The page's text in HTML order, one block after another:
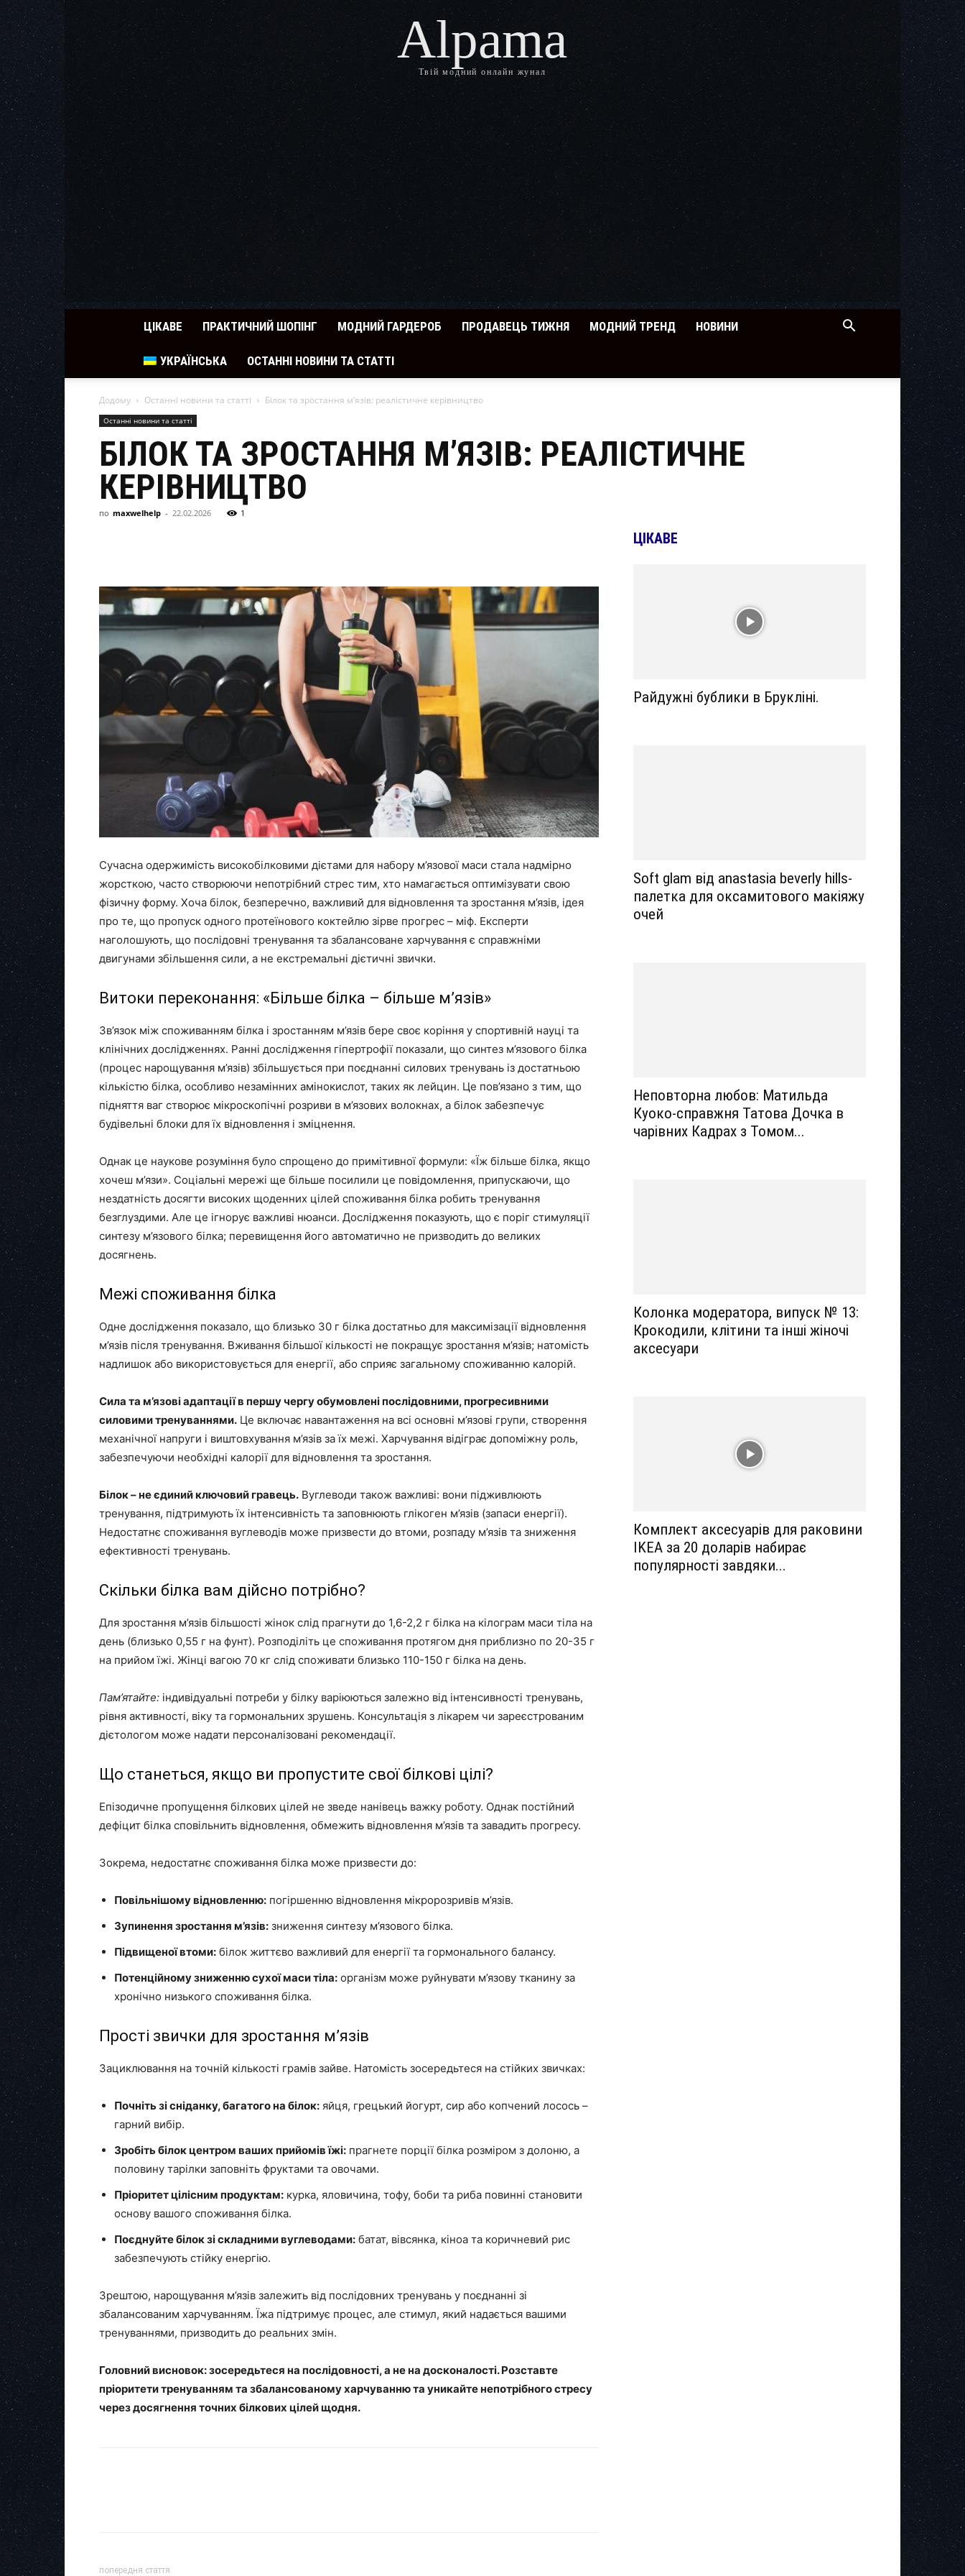
Alpama
Твій модний онлайн жунал
ЦІКАВЕ ПРАКТИЧНИЙ ШОПІНГ МОДНИЙ ГАРДЕРОБ ПРОДАВЕЦЬ ТИЖНЯ МОДНИЙ ТРЕНД НОВИНИ
УКРАЇНСЬКА ОСТАННІ НОВИНИ ТА СТАТТІ
Додому Останні новини та статті Білок та зростання м’язів: реалістичне керівництво
Останні новини та статті
БІЛОК ТА ЗРОСТАННЯ М’ЯЗІВ: РЕАЛІСТИЧНЕ
КЕРІВНИЦТВО
по maxwelhelp - 22.02.2026 1
Сучасна одержимість високобілковими дієтами для набору м’язової маси стала надмірно
жорсткою, часто створюючи непотрібний стрес тим, хто намагається оптимізувати свою
фізичну форму. Хоча білок, безперечно, важливий для відновлення та зростання м’язів, ідея
про те, що пропуск одного протеїнового коктейлю зірве прогрес – міф. Експерти
наголошують, що послідовні тренування та збалансоване харчування є справжніми
двигунами збільшення сили, а не екстремальні дієтичні звички.
Витоки переконання: «Більше білка – більше м’язів»
Зв’язок між споживанням білка і зростанням м’язів бере своє коріння у спортивній науці та
клінічних дослідженнях. Ранні дослідження гіпертрофії показали, що синтез м’язового білка
(процес нарощування м’язів) збільшується при поєднанні силових тренувань із достатньою
кількістю білка, особливо незамінних амінокислот, таких як лейцин. Це пов’язано з тим, що
підняття ваг створює мікроскопічні розриви в м’язових волокнах, а білок забезпечує
будівельні блоки для їх відновлення і зміцнення.
Однак це наукове розуміння було спрощено до примітивної формули: «Їж більше білка, якщо
хочеш м’язи». Соціальні мережі ще більше посилили це повідомлення, припускаючи, що
нездатність досягти високих щоденних цілей споживання білка робить тренування
безглуздими. Але це ігнорує важливі нюанси. Дослідження показують, що є поріг стимуляції
синтезу м’язового білка; перевищення його автоматично не призводить до великих
досягнень.
Межі споживання білка
Одне дослідження показало, що близько 30 г білка достатньо для максимізації відновлення
м’язів після тренування. Вживання більшої кількості не покращує зростання м’язів; натомість
надлишок або використовується для енергії, або сприяє загальному споживанню калорій.
Сила та м’язові адаптації в першу чергу обумовлені послідовними, прогресивними
силовими тренуваннями. Це включає навантаження на всі основні м’язові групи, створення
механічної напруги і виштовхування м’язів за їх межі. Харчування відіграє допоміжну роль,
забезпечуючи необхідні калорії для відновлення та зростання.
Білок – не єдиний ключовий гравець. Вуглеводи також важливі: вони підживлюють
тренування, підтримують їх інтенсивність та заповнюють глікоген м’язів (запаси енергії).
Недостатнє споживання вуглеводів може призвести до втоми, розпаду м’язів та зниження
ефективності тренувань.
Скільки білка вам дійсно потрібно?
Для зростання м’язів більшості жінок слід прагнути до 1,6-2,2 г білка на кілограм маси тіла на
день (близько 0,55 г на фунт). Розподіліть це споживання протягом дня приблизно по 20-35 г
на прийом їжі. Жінці вагою 70 кг слід споживати близько 110-150 г білка на день.
Пам’ятайте: індивідуальні потреби у білку варіюються залежно від інтенсивності тренувань,
рівня активності, віку та гормональних зрушень. Консультація з лікарем чи зареєстрованим
дієтологом може надати персоналізовані рекомендації.
Що станеться, якщо ви пропустите свої білкові цілі?
Епізодичне пропущення білкових цілей не зведе нанівець важку роботу. Однак постійний
дефіцит білка сповільнить відновлення, обмежить відновлення м’язів та завадить прогресу.
Зокрема, недостатнє споживання білка може призвести до:
Повільнішому відновленню: погіршенню відновлення мікророзривів м’язів.
Зупинення зростання м’язів: зниження синтезу м’язового білка.
Підвищеної втоми: білок життєво важливий для енергії та гормонального балансу.
Потенційному зниженню сухої маси тіла: організм може руйнувати м’язову тканину за
хронічно низького споживання білка.
Прості звички для зростання м’язів
Зациклювання на точній кількості грамів зайве. Натомість зосередьтеся на стійких звичках:
Почніть зі сніданку, багатого на білок: яйця, грецький йогурт, сир або копчений лосось –
гарний вибір.
Зробіть білок центром ваших прийомів їжі: прагнете порції білка розміром з долоню, а
половину тарілки заповніть фруктами та овочами.
Пріоритет цілісним продуктам: курка, яловичина, тофу, боби та риба повинні становити
основу вашого споживання білка.
Поєднуйте білок зі складними вуглеводами: батат, вівсянка, кіноа та коричневий рис
забезпечують стійку енергію.
Зрештою, нарощування м’язів залежить від послідовних тренувань у поєднанні зі
збалансованим харчуванням. Їжа підтримує процес, але стимул, який надається вашими
тренуваннями, призводить до реальних змін.
Головний висновок: зосередьтеся на послідовності, а не на досконалості. Розставте
пріоритети тренуванням та збалансованому харчуванню та уникайте непотрібного стресу
через досягнення точних білкових цілей щодня.
попередня стаття
ЦІКАВЕ
Райдужні бублики в Брукліні.
Soft glam від anastasia beverly hills-
палетка для оксамитового макіяжу
очей
Неповторна любов: Матильда
Куоко-справжня Татова Дочка в
чарівних Кадрах з Томом...
Колонка модератора, випуск № 13:
Крокодили, клітини та інші жіночі
аксесуари
Комплект аксесуарів для раковини
IKEA за 20 доларів набирає
популярності завдяки...